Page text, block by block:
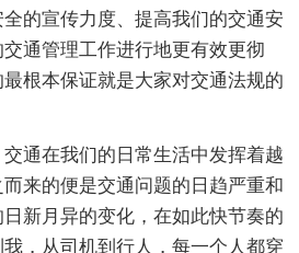
的宣传力度、提高我们的交通安
通管理工作进行地更有效更彻
根本保证就是大家对交通法规的
通在我们的日常生活中发挥着越
来的便是交通问题的日趋严重和
新月异的变化，在如此快节奏的
，从司机到行人，每一个人都穿